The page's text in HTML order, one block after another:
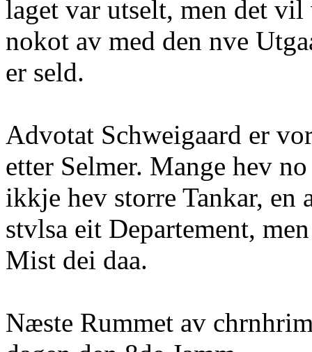
laget var utselt, men det
nokot av med den nve
er seld.
Advotat Schweigaard er
etter Selmer. Mange hev
ikkje hev storre Tankar, en
stvlsa eit Departement,
Mist dei daa.
Næste Rummet av